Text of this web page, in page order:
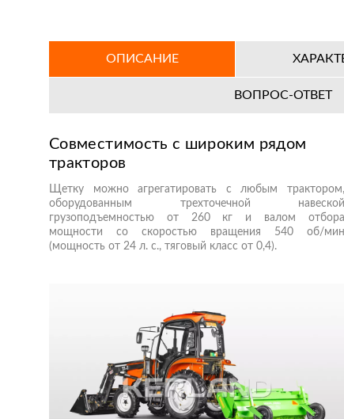
ОПИСАНИЕ
ВОПРОС-ОТВЕТ
Совместимость с широким рядом
тракторов
Щетку можно агрегатировать с любым трактором,
оборудованным трехточечной навеской
грузоподъемностью от 260 кг и валом отбора
мощности со скоростью вращения 540 об/мин
(мощность от 24 л. с., тяговый класс от 0,4).